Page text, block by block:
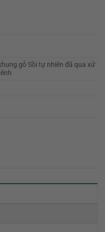
gỗ Sồi tự nhiên đã qua xử